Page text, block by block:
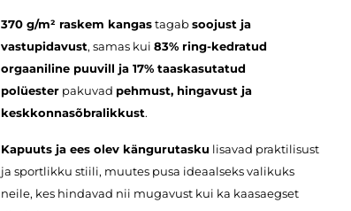
370 g/m² raskem kangastagabsoojust ja
vastupidavust, samas kui83% ring-kedratud
orgaaniline puuvill ja 17% taaskasutatud
polüester pakuvad pehmust, hingavust ja
keskkonnasõbralikkust.
Kapuuts ja ees olev kängurutasku lisavad praktilisust
ja sportlikku stiili, muutes pusa ideaalseks valikuks
neile, kes hindavad nii mugavust kui ka kaasaegset